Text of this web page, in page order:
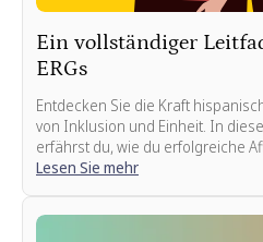
Ein vollständiger
ERGs
Entdecken Sie die Kraft
von Inklusion und Einheit. In
erfährst du, wie du erfolgreiche
Lesen Sie mehr